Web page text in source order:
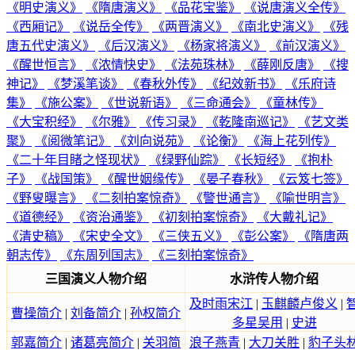
《明史演义》
《隋唐演义》 《品花宝鉴》
《说唐演义全传》
《西厢记》
《说岳全传》 《两晋演义》 《南北史演义》
《残
唐五代史演义》
《后汉演义》 《杨家将演义》
《前汉演义》
《醒世恒言》
《浓情快史》 《法苑珠林》 《薛刚反唐》
《搜
神记》
《梦溪笔谈》 《春秋外传》 《纪效新书》
《乐府诗
集》
《施公案》 《世说新语》 《三命通会》
《童林传》
《大宝积经》
《尔雅》 《传习录》 《乾隆南巡记》
《艺文类
聚》
《阅微笔记》 《刘向说苑》 《论衡》
《海上花列传》
《二十年目睹之怪现状》
《绿野仙踪》 《长短经》
《抱朴
子》
《战国策》 《醒世姻缘传》 《晏子春秋》
《云笈七签》
《野叟曝言》
《二刻拍案惊奇》 《警世通言》
《喻世明言》
《道德经》
《资治通鉴》 《初刻拍案惊奇》
《大戴礼记》
《清史稿》
《宋史全文》 《三侠五义》 《彭公案》
《隋唐两
朝志传》
《东周列国志》
《三刻拍案惊奇》
三国演义人物介绍
水浒传人物介绍
曹操简介 | 刘备简介 | 孙权简介
及时雨宋江 | 玉麒麟卢俊义 |
多星吴用 | 史进
郭嘉简介 | 诸葛亮简介 | 关羽简
浪子燕青 | 大刀关胜 | 豹子头